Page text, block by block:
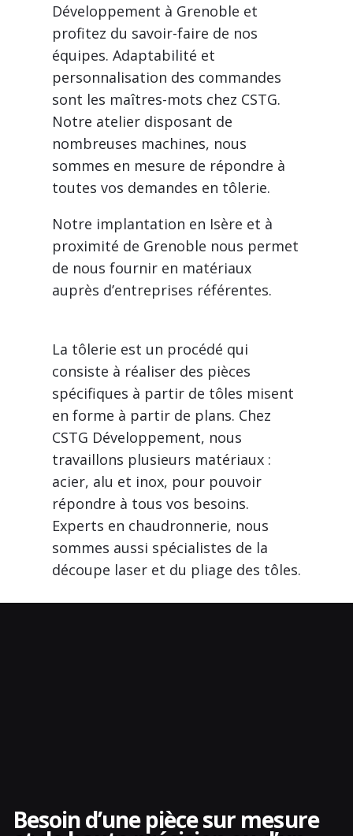
Développement à Grenoble et
profitez du savoir-faire de nos
équipes. Adaptabilité et
personnalisation des commandes
sont les maîtres-mots chez CSTG.
Notre atelier disposant de
nombreuses machines, nous
sommes en mesure de répondre à
toutes vos demandes en tôlerie.
Notre implantation en Isère et à
proximité de Grenoble nous permet
de nous fournir en matériaux
auprès d’entreprises référentes.
La tôlerie est un procédé qui
consiste à réaliser des pièces
spécifiques à partir de tôles misent
en forme à partir de plans. Chez
CSTG Développement, nous
travaillons plusieurs matériaux :
acier, alu et inox, pour pouvoir
répondre à tous vos besoins.
Experts en chaudronnerie, nous
sommes aussi spécialistes de la
découpe laser et du pliage des tôles.
Besoin d’une pièce sur mesure